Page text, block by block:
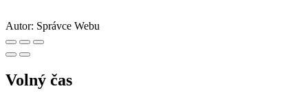
Autor: Správce Webu
Volný čas